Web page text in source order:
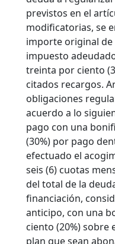
previstos en el
modificatorias, se
importe original de
impuesto
treinta por ciento
citados recargos.
obligaciones
acuerdo a lo
pago con una
(30%) por pago
efectuado el
seis (6) cuotas
del total de la
financiación,
anticipo, con una
ciento (20%) sobre
plan que sean